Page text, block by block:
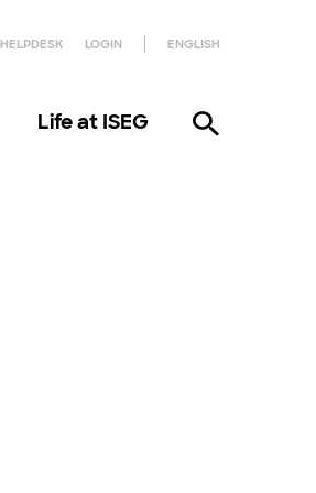
HELPDESK LOGIN ENGLISH
Life at ISEG